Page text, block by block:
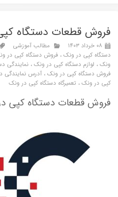
فروش قطعات دستگاه
۰۸ خرداد ۱۴۰۳ مطالب آموزشی
دستگاه کپی در ونک ، فروش دستگاه کپی در
ونک ، لوازم دستگاه کپی در ونک ، نمایندگی
فروش دستگاه کپی در ونک ، آدرس نمایندگی
کپی در ونک ، تعمیرگاه دستگاه کپی در ونک
فروش قطعات دستگاه کپی